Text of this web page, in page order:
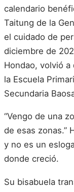
calendario
Taitung de la
el cuidado de
diciembre de
Hondao, volvió
la Escuela
Secundaria
“Vengo de una
de esas zonas.”
y no es un
donde creció.
Su bisabuela